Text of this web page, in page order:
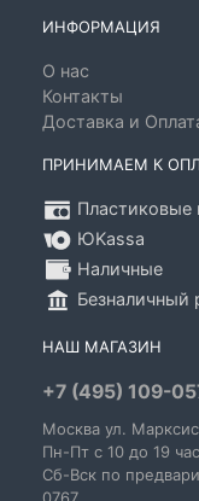
ИНФОРМАЦИЯ
О нас
Контакты
Доставка и
ПРИНИМАЕМ К
Пластиковые
ЮKassa
Наличные
Безналичный
НАШ МАГАЗИН
+7 (495) 109-
Москва ул.
Пн-Пт c 10 до 19
Сб-Вск по